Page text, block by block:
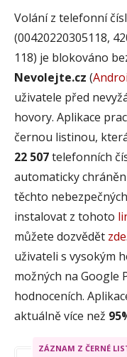
Volání z telefonní
(00420220305118,
118) je blokováno
Nevolejte.cz (
uživatele před
hovory. Aplikace
černou listinou,
22 507telefonních
automaticky
těchto
instalovat z tohoto
můžete dozvědět zde
uživateli s vysokým
možných na Google
hodnoceních.
aktuálně více než
ZÁZNAM Z ČERNÉ